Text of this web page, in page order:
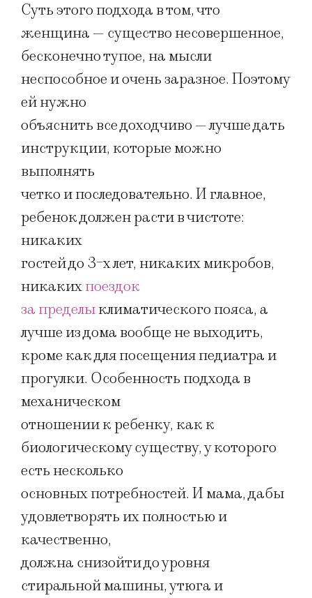
Суть этого подхода в том, что
женщина — существо несовершенное,
бесконечно тупое, на мысли
неспособное и очень заразное. Поэтому
ей нужно
объяснить все доходчиво — лучше дать
инструкции, которые можно
выполнять
четко и последовательно. И главное,
ребенок должен расти в чистоте:
никаких
гостей до 3-х лет, никаких микробов,
никакихпоездок
за пределыклиматического пояса, а
лучше из дома вообще не выходить,
кроме как для посещения педиатра и
прогулки. Особенность подхода в
механическом
отношении к ребенку, как к
биологическому существу, у которого
есть несколько
основных потребностей. И мама, дабы
удовлетворять их полностью и
качественно,
должна снизойти до уровня
стиральной машины, утюга и